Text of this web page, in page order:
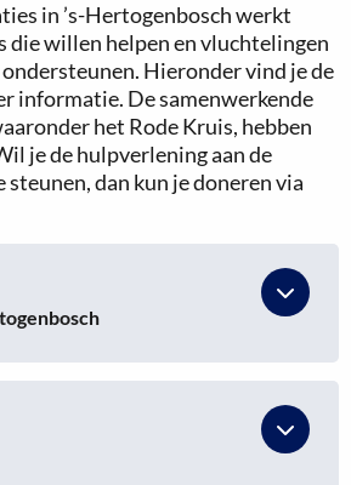
in ’s-Hertogenbosch werkt
die willen helpen en vluchtelingen
Hieronder vind je de
informatie. De samenwerkende
het Rode Kruis, hebben
je de hulpverlening aan de
steunen, dan kun je doneren via